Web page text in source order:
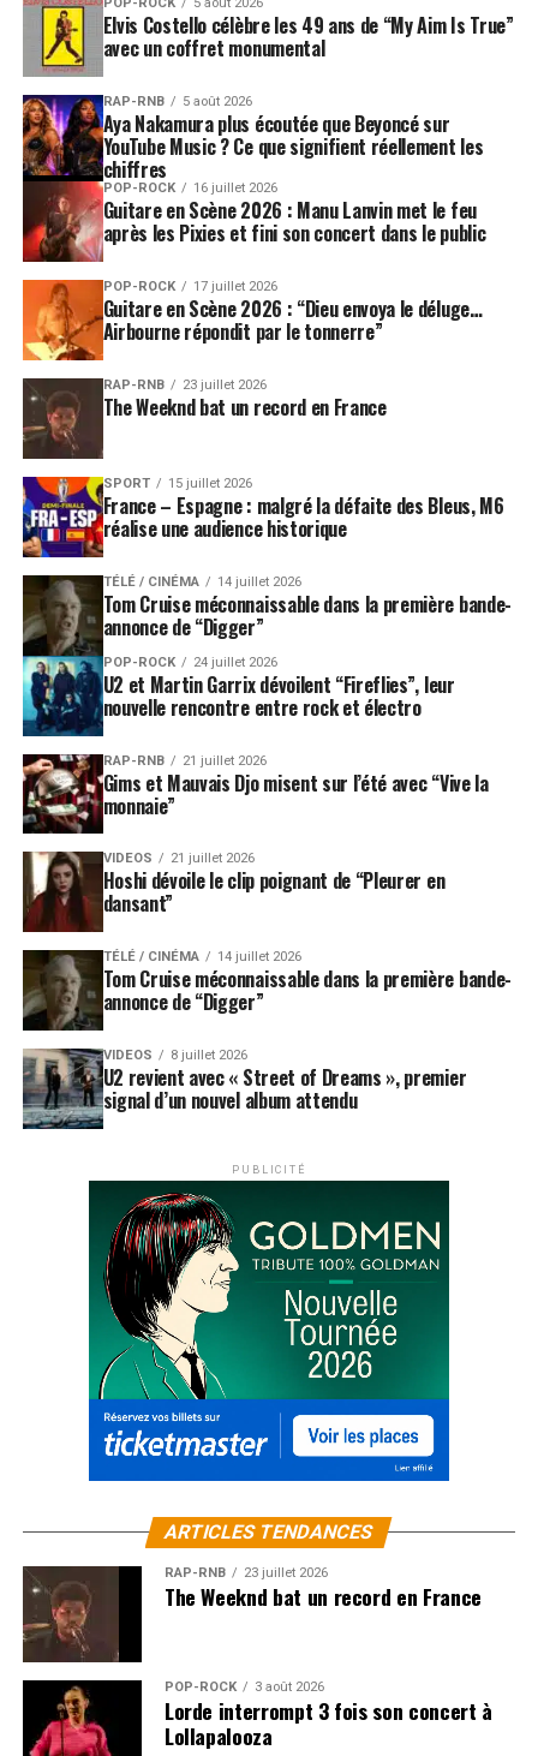
Elvis Costello célèbre les 49 ans de “My Aim Is True”
avec un coffret monumental
RAP-RNB 5 août 2026
Aya Nakamura plus écoutée que Beyoncé sur
YouTube Music ? Ce que signifient réellement les
chiffres
POP-ROCK 16 juillet 2026
Guitare en Scène 2026 : Manu Lanvin met le feu
après les Pixies et fini son concert dans le public
POP-ROCK 17 juillet 2026
Guitare en Scène 2026 : “Dieu envoya le déluge…
Airbourne répondit par le tonnerre”
RAP-RNB 23 juillet 2026
The Weeknd bat un record en France
SPORT 15 juillet 2026
France – Espagne : malgré la défaite des Bleus, M6
réalise une audience historique
TÉLÉ / CINÉMA 14 juillet 2026
Tom Cruise méconnaissable dans la première bande-
annonce de “Digger”
POP-ROCK 24 juillet 2026
U2 et Martin Garrix dévoilent “Fireflies”, leur
nouvelle rencontre entre rock et électro
RAP-RNB 21 juillet 2026
Gims et Mauvais Djo misent sur l’été avec “Vive la
monnaie”
VIDEOS 21 juillet 2026
Hoshi dévoile le clip poignant de “Pleurer en
dansant”
TÉLÉ / CINÉMA 14 juillet 2026
Tom Cruise méconnaissable dans la première bande-
annonce de “Digger”
VIDEOS 8 juillet 2026
U2 revient avec « Street of Dreams », premier
signal d’un nouvel album attendu
PUBLICITÉ
ARTICLES TENDANCES
RAP-RNB 23 juillet 2026
The Weeknd bat un record en France
POP-ROCK 3 août 2026
Lorde interrompt 3 fois son concert à
Lollapalooza